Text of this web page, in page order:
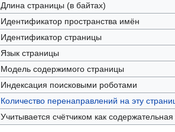
Длина страницы (в байтах)
Идентификатор пространства имён
Идентификатор страницы
Язык страницы
Модель содержимого страницы
Индексация поисковыми роботами
Количество перенаправлений на эту
Учитывается счётчиком как